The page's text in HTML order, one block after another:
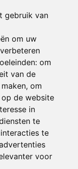
gebruik van
om uw
om
van de
, om
de website
in
te
te
voor
import
342
- 16.30 uur
uur